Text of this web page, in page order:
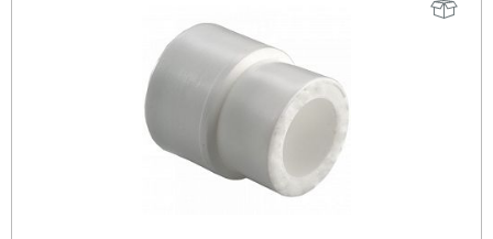
Тип присоединения
раструбная сварка резьбовой
резьбовой/
раструбная сварка